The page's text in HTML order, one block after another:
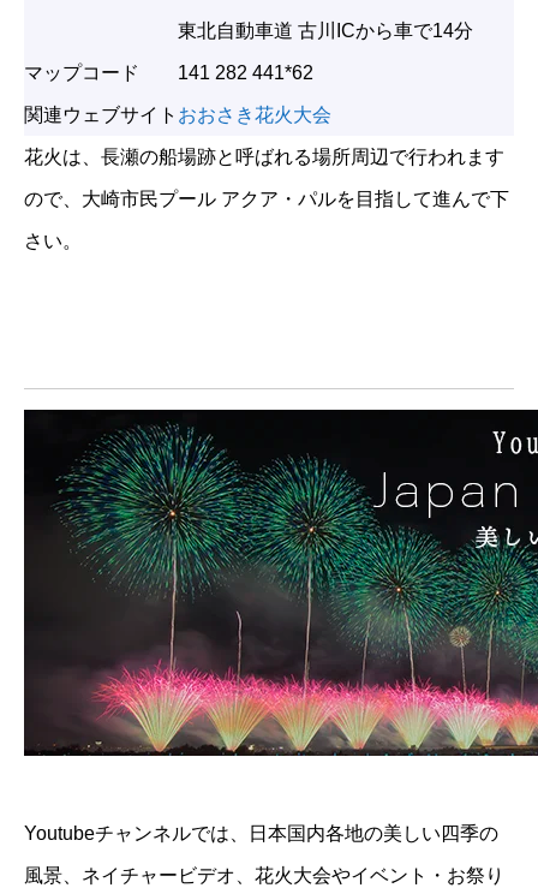
東北自動車道 古川ICから車で14分
マップコード 141 282 441*62
関連ウェブサイト おおさき花火大会
花火は、長瀬の船場跡と呼ばれる場所周辺で行われます
ので、大崎市民プール アクア・パルを目指して進んで下
さい。
Youtubeチャンネルでは、日本国内各地の美しい四季の
風景、ネイチャービデオ、花火大会やイベント・お祭り